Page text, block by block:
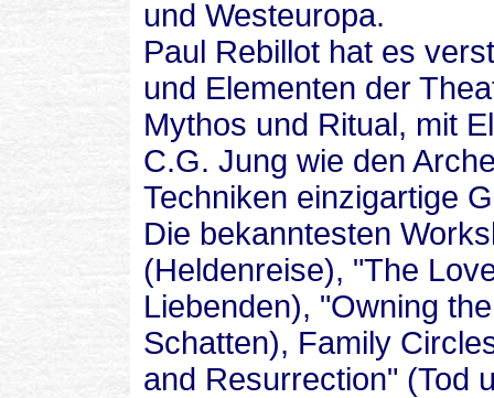
und Westeuropa.
Paul Rebillot hat es
und Elementen der
Mythos und Ritual, mit
C.G. Jung wie den
Techniken einzigartige
Die bekanntesten
(Heldenreise), "The
Liebenden), "Owning
Schatten), Family
and Resurrection" (Tod